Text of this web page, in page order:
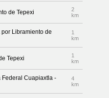
de Tepexi
2
km
Libramiento de
1
km
Tepexi
1
km
Federal Cuapiaxtla -
4
km